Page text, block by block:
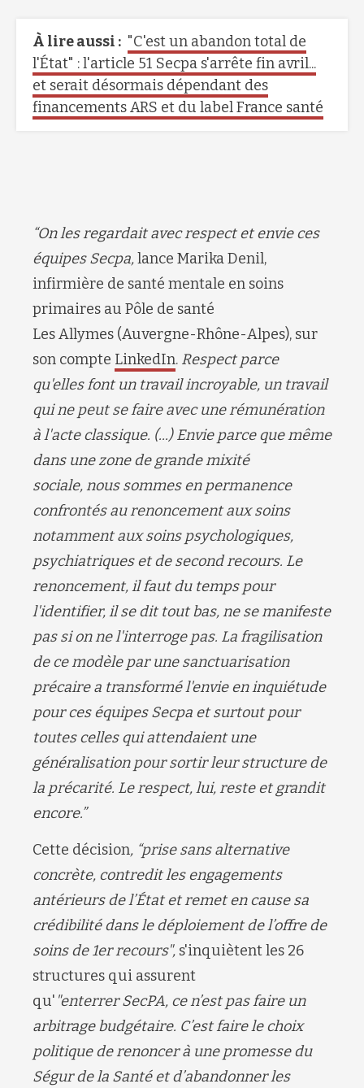
À lire aussi : "C'est un abandon total de
l'État" : l'article 51 Secpa s'arrête fin avril...
et serait désormais dépendant des
financements ARS et du label France santé
“On les regardait avec respect et envie ces
équipes Secpa,lance Marika Denil,
infirmière de santé mentale en soins
primaires au Pôle de santé
LesAllymes (Auvergne-Rhône-Alpes), sur
son compte LinkedIn. Respect parce
qu'ellesfont un travail incroyable, un travail
qui ne peut se faire avec une rémunération
à l'acte classique. (...) Envie parce que même
dans une zone de grande mixité
sociale,nous sommes en permanence
confrontés au renoncement aux soins
notamment aux soins psychologiques,
psychiatriques et de second recours. Le
renoncement, il faut du temps pour
l'identifier, il se dit tout bas, ne se manifeste
pas si on ne l'interroge pas. La fragilisation
de ce modèle par une sanctuarisation
précaire a transformé l'envie en inquiétude
pour ces équipes Secpa et surtout pour
toutes celles qui attendaient une
généralisation pour sortir leur structure de
la précarité. Le respect, lui, reste et grandit
encore.”
Cette décision, “prise sans alternative
concrète, contredit les engagements
antérieurs de l’État et remet en cause sa
crédibilité dans le déploiement de l’offre de
soins de 1er recours", s'inquiètent les 26
structures qui assurent
qu' "enterrer SecPA, ce n’est pas faire un
arbitrage budgétaire. C’est faire le choix
politique de renoncer à une promesse du
Ségur de la Santé et d’abandonner les